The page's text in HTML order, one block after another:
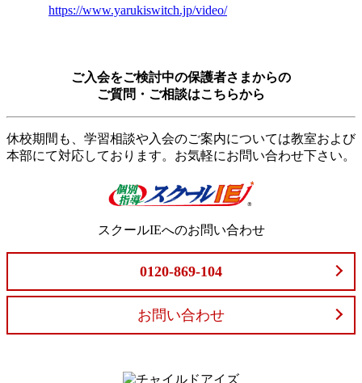
https://www.yarukiswitch.jp/video/
ご入会をご検討中の保護者さまからの
ご質問・ご相談はこちらから
休校期間も、学習相談や入会のご案内については教室および
本部にて対応しております。お気軽にお問い合わせ下さい。
スクールIEへのお問い合わせ
0120-869-104
お問い合わせ